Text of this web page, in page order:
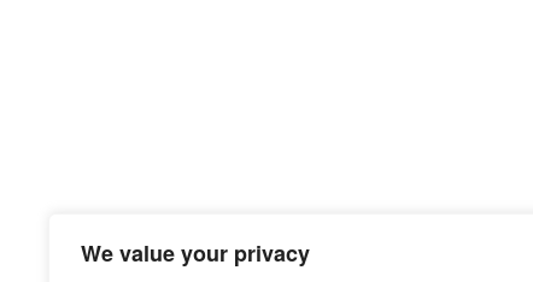
We value your privacy